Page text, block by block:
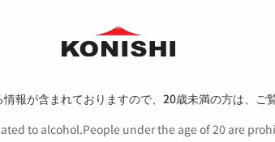
報が含まれておりますので、 20歳未満の方は、ご
to alcohol.People under the age of 20 are